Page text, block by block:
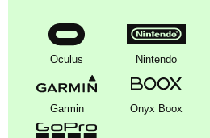
Oculus Nintendo
Garmin Onyx Boox